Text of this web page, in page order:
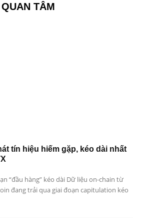
TÂM
tín hiệu hiếm gặp, kéo dài nhất
“đầu hàng” kéo dài Dữ liệu on-chain từ
đang trải qua giai đoạn capitulation kéo